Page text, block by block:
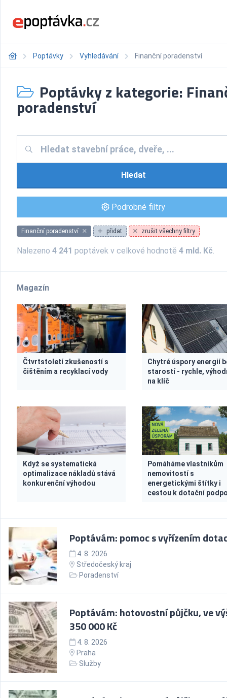
Poptávky Vyhledávání Finanční poradenství
Poptávky z kategorie:
poradenství
Hledat
Podrobné filtry
Finanční poradenství přidat zrušit všechny filtry
Nalezeno 4 241 poptávek v celkové hodnotě 4 mld. Kč.
Magazín
Čtvrtstoletí zkušeností s
čištěním a recyklací vody
Chytré úspory energií
starostí - rychle,
na klíč
Když se systematická
optimalizace nákladů stává
konkurenční výhodou
Pomáháme vlastníkům
nemovitostí s
energetickými štítky i
cestou k dotační
Poptávám: pomoc s vyřízením
4. 8. 2026
Středočeský kraj
Poradenství
Poptávám: hotovostní půjčku, ve
350 000 Kč
4. 8. 2026
Praha
Služby